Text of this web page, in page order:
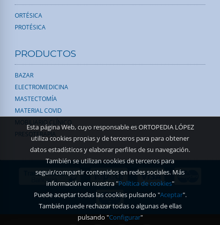
Esta página Web, cuyo responsable es ORTOPEDIA LÓPEZ
utiliza cookies propias y de terceros para para obtener
datos estadísticos y elaborar perfiles de su navegación.
También se utilizan cookies de terceros para
seguir/compartir contenidos en redes sociales. Más
información en nuestra "Política de cookies"
Puede aceptar todas las cookies pulsando "Aceptar".
También puede rechazar todas o algunas de ellas
pulsando "Configurar"
ORTÉSICA
PROTÉSICA
PRODUCTOS
BAZAR
ELECTROMEDICINA
MASTECTOMÍA
MATERIAL COVID
MOBILIARIO CLÍNICO
PRESOTERAPIA